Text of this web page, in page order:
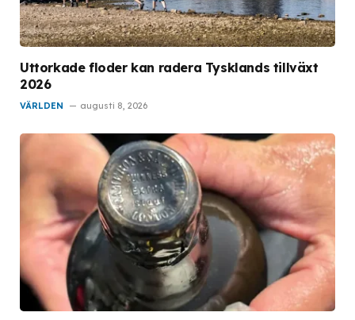
Uttorkade floder kan radera Tysklands tillväxt
2026
VÄRLDEN augusti 8, 2026